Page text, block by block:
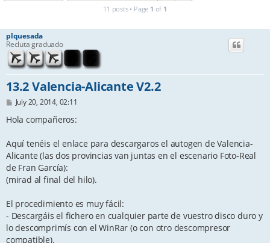
11 posts • Page 1 of 1
plquesada
Recluta graduado
13.2 Valencia-Alicante V2.2
P
s
July 20, 2014, 02:11
Hola compañeros:
Aquí tenéis el enlace para descargaros el autogen de Valencia-
Alicante (las dos provincias van juntas en el escenario Foto-Real
de Fran García):
(mirad al final del hilo).
El procedimiento es muy fácil:
- Descargáis el fichero en cualquier parte de vuestro disco duro y
lo descomprimís con el WinRar (o con otro descompresor
compatible).